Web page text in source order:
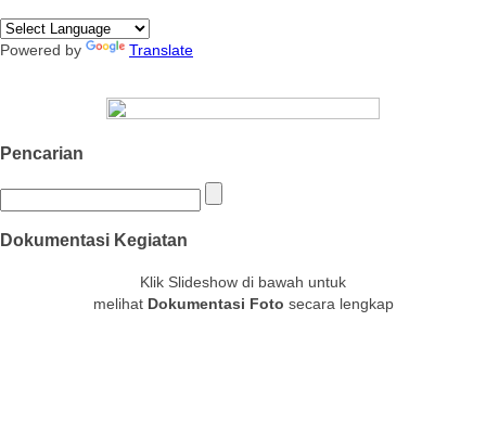
Powered by Translate
Pencarian
Dokumentasi Kegiatan
Klik Slideshow di bawah untuk
melihat Dokumentasi Foto secara lengkap